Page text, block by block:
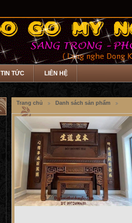
TIN TỨC LIÊN HỆ
Trang chủ Danh sách sản phẩm